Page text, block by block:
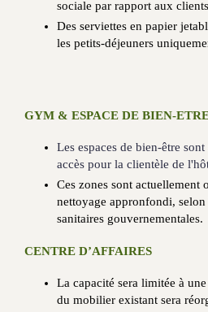
sociale par rapport aux
Des serviettes en papier
les petits-déjeuners
GYM & ESPACE DE BIEN-
Les espaces de bien-être
accès pour la clientèle de
Ces zones sont actuellement
nettoyage appronfondi, selon
sanitaires gouvernementales.
CENTRE D’AFFAIRES
La capacité sera limitée à
du mobilier existant sera